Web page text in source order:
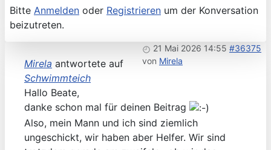
Bitte Anmelden oder Registrieren um der Konversation
beizutreten.
21 Mai 2026 14:55 #36375
von Mirela
Mirela antwortete auf
Schwimmteich
Hallo Beate,
danke schon mal für deinen Beitrag
Also, mein Mann und ich sind ziemlich
ungeschickt, wir haben aber Helfer. Wir sind